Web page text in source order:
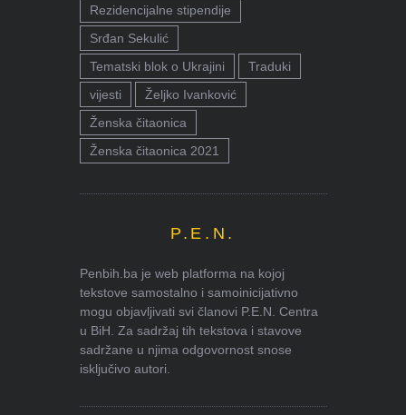
Rezidencijalne stipendije
Srđan Sekulić
Tematski blok o Ukrajini
Traduki
vijesti
Željko Ivanković
Ženska čitaonica
Ženska čitaonica 2021
P.E.N.
Penbih.ba je web platforma na kojoj
tekstove samostalno i samoinicijativno
mogu objavljivati svi članovi P.E.N. Centra
u BiH. Za sadržaj tih tekstova i stavove
sadržane u njima odgovornost snose
isključivo autori.